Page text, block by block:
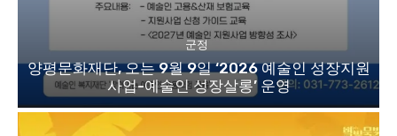
군정
양평문화재단, 오는 9월 9일 ‘2026 예술인 성장지원
사업-예술인 성장살롱’ 운영